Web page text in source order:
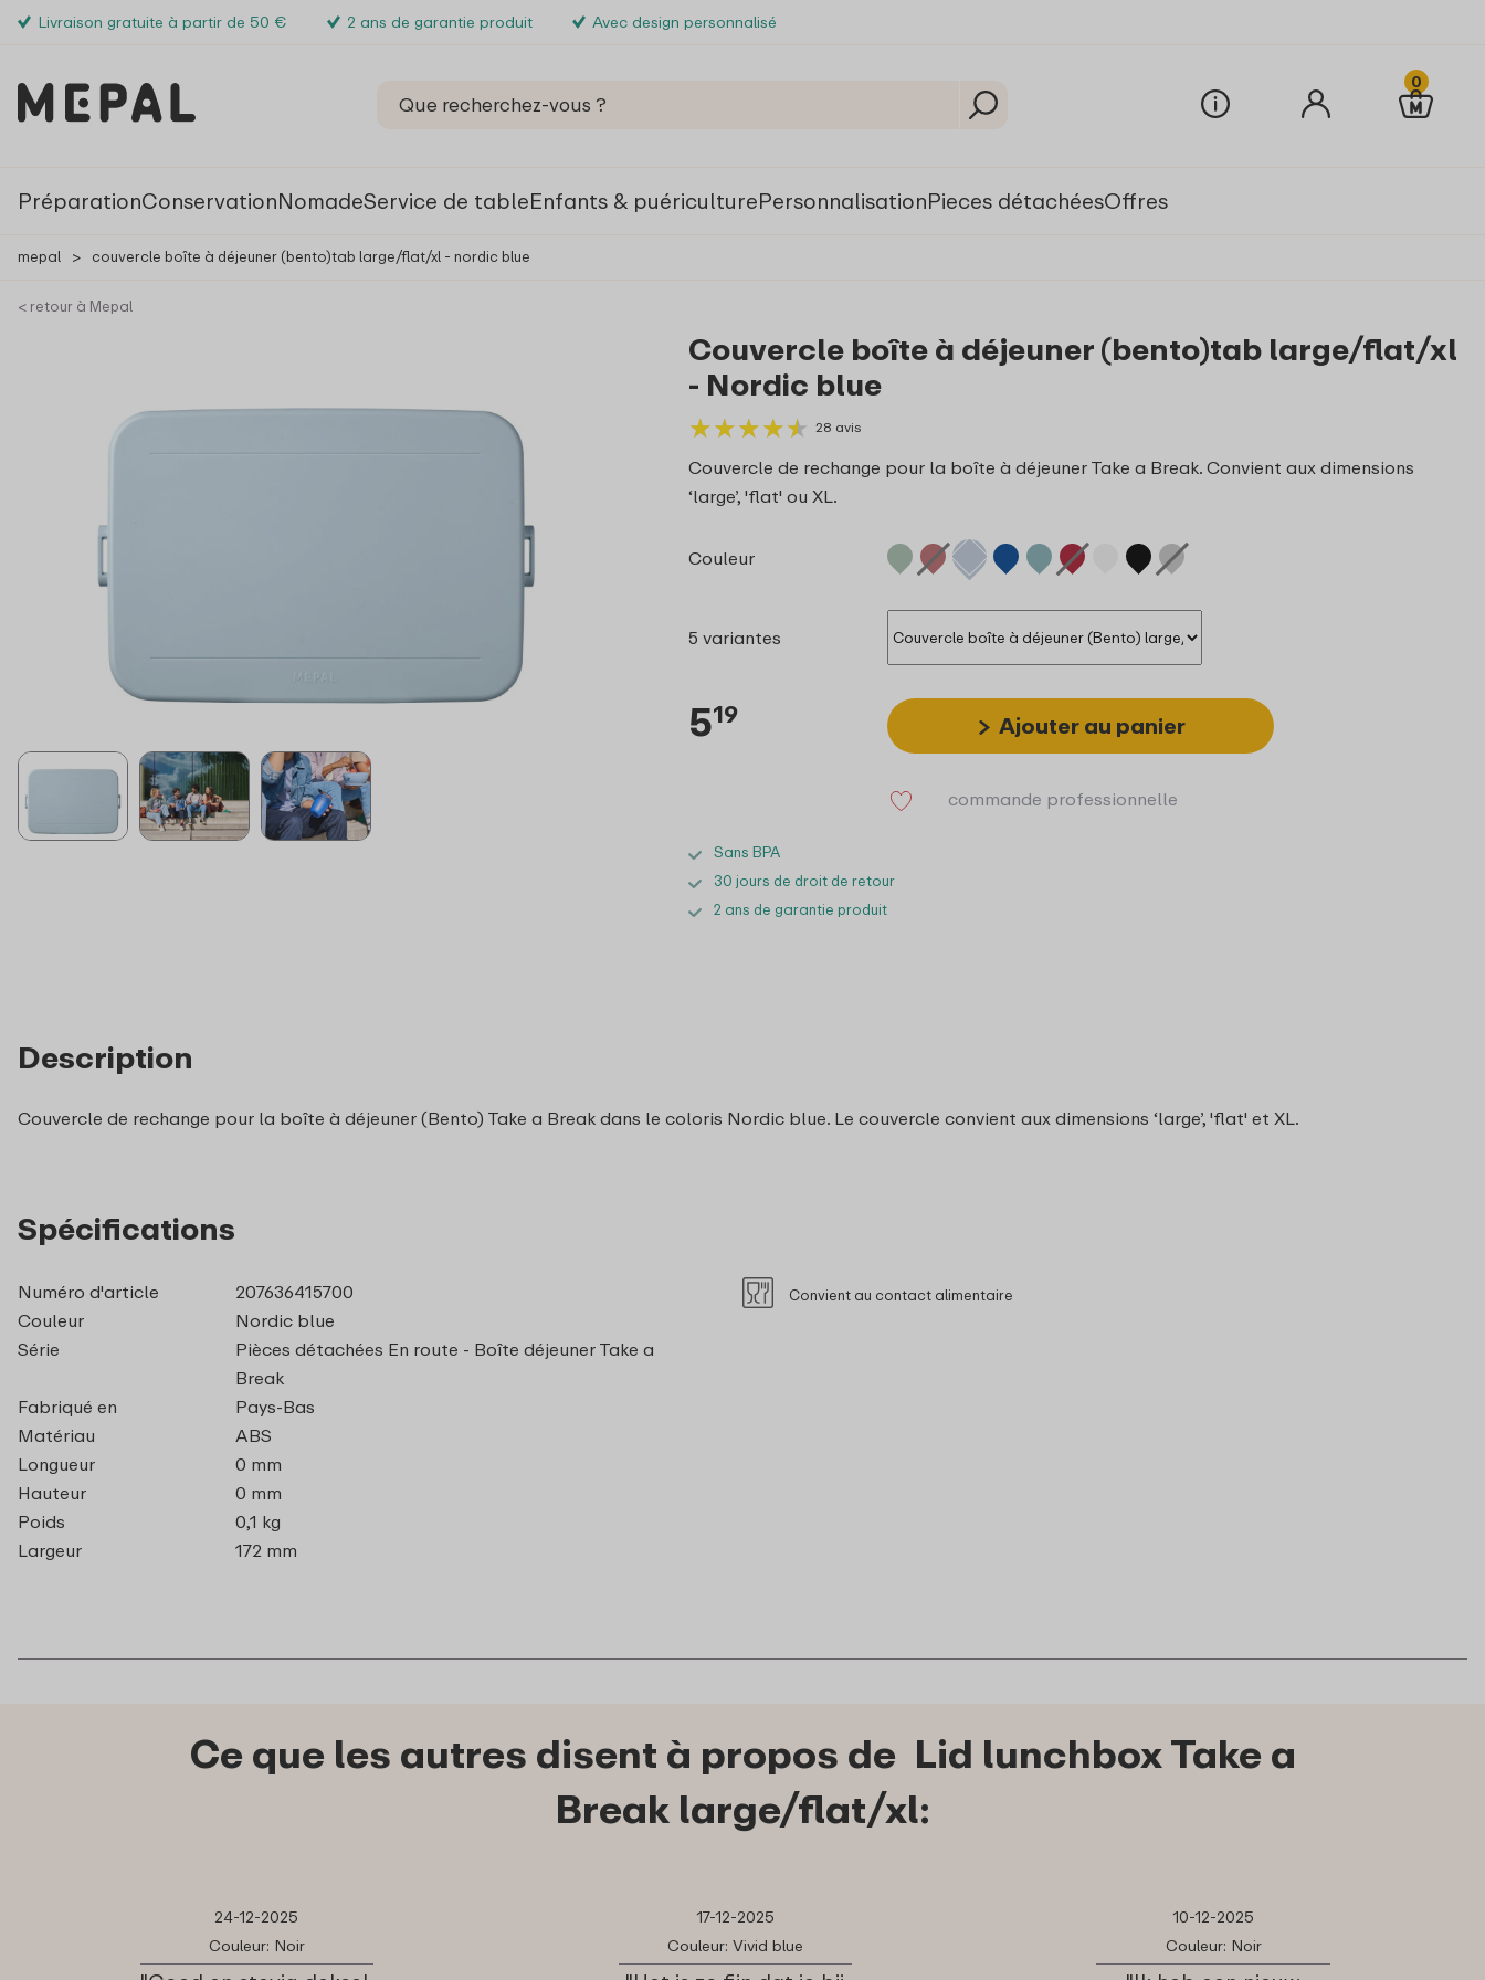
Livraison gratuite à partir de 50 € 2 ans de garantie produit Avec design personnalisé
0
PréparationConservationNomadeService de tableEnfants & puériculturePersonnalisationPieces détachéesOffres
mepal > couvercle boîte à déjeuner (bento)tab large/flat/xl - nordic blue
< retour à Mepal
Couvercle boîte à déjeuner (bento)tab large/flat/xl
- Nordic blue
★★★★★
★★★★★ 28 avis
Couvercle de rechange pour la boîte à déjeuner Take a Break. Convient aux dimensions
‘large’, 'flat' ou XL.
Couleur
5 variantes
519 Ajouter au panier
commande professionnelle
Sans BPA
30 jours de droit de retour
2 ans de garantie produit
Description
Couvercle de rechange pour la boîte à déjeuner (Bento) Take a Break dans le coloris Nordic blue. Le couvercle convient aux dimensions ‘large’, 'flat' et XL.
Spécifications
Numéro d'article
207636415700
Couleur
Nordic blue
Série
Pièces détachées En route - Boîte déjeuner Take a
Break
Fabriqué en
Pays-Bas
Matériau
ABS
Longueur
0 mm
Hauteur
0 mm
Poids
0,1 kg
Largeur
172 mm
Convient au contact alimentaire
Ce que les autres disent à propos de Lid lunchbox Take a
Break large/flat/xl:
24-12-2025
Couleur: Noir
17-12-2025
Couleur: Vivid blue
10-12-2025
Couleur: Noir